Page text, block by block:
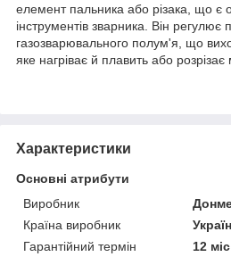
елемент пальника або різака, що є
інструментів зварника. Він регулює
газозварювального полум'я, що
яке нагріває й плавить або розрізає
Характеристики
Основні атрибути
Виробник
Країна виробник
Гарантійний термін
12 міс